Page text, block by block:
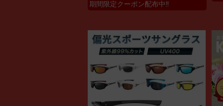
期間限定クーポン配布中‼